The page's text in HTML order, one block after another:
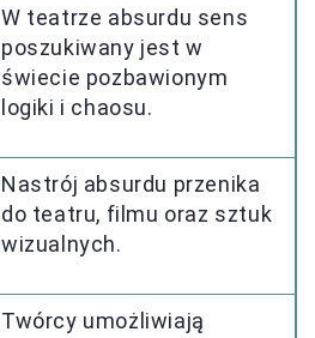
W teatrze absurdu sens
poszukiwany jest w
świecie pozbawionym
logiki i chaosu.
Nastrój absurdu przenika
do teatru, filmu oraz sztuk
wizualnych.
Twórcy umożliwiają